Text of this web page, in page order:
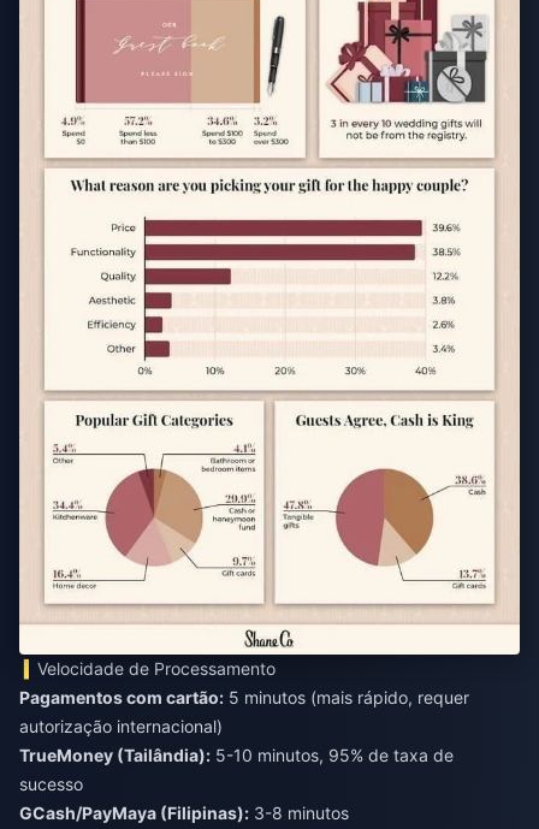
Velocidade de Processamento
Pagamentos com cartão: 5 minutos (mais rápido, requer
autorização internacional)
TrueMoney (Tailândia): 5-10 minutos, 95% de taxa de
sucesso
GCash/PayMaya (Filipinas): 3-8 minutos